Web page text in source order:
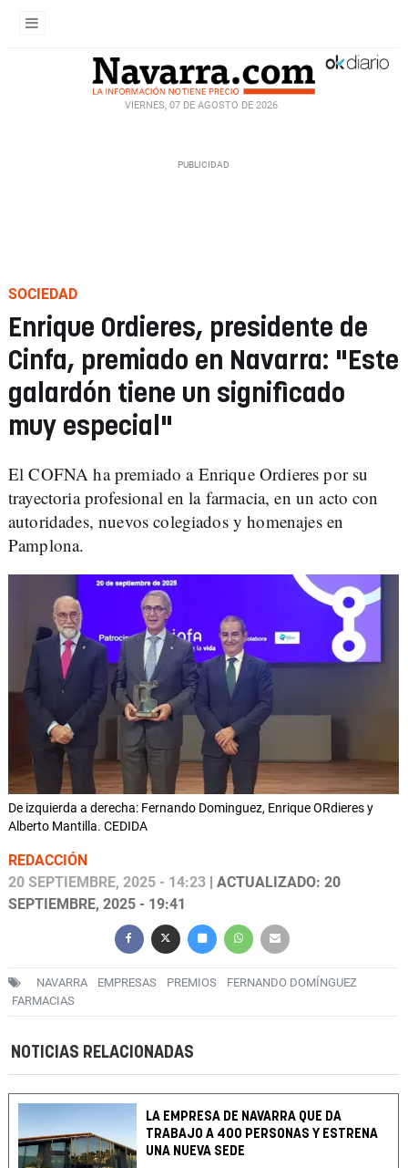
VIERNES, 07 DE AGOSTO DE 2026
SOCIEDAD
Enrique Ordieres, presidente de
Cinfa, premiado en Navarra: "Este
galardón tiene un significado
muy especial"
El COFNA ha premiado a Enrique Ordieres por su
trayectoria profesional en la farmacia, en un acto con
autoridades, nuevos colegiados y homenajes en
Pamplona.
De izquierda a derecha: Fernando Dominguez, Enrique ORdieres y
Alberto Mantilla. CEDIDA
REDACCIÓN
20 SEPTIEMBRE, 2025 - 14:23 | ACTUALIZADO: 20
SEPTIEMBRE, 2025 - 19:41
NAVARRA EMPRESAS PREMIOS
FERNANDO DOMÍNGUEZ
FARMACIAS
NOTICIAS RELACIONADAS
LA EMPRESA DE NAVARRA QUE DA
TRABAJO A 400 PERSONAS Y ESTRENA
UNA NUEVA SEDE